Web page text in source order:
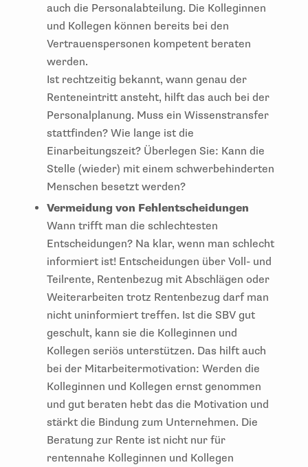
auch die Personalabteilung. Die Kolleginnen
und Kollegen können bereits bei den
Vertrauenspersonen kompetent beraten
werden.
Ist rechtzeitig bekannt, wann genau der
Renteneintritt ansteht, hilft das auch bei der
Personalplanung. Muss ein Wissenstransfer
stattfinden? Wie lange ist die
Einarbeitungszeit? Überlegen Sie: Kann die
Stelle (wieder) mit einem schwerbehinderten
Menschen besetzt werden?
Vermeidung von Fehlentscheidungen
Wann trifft man die schlechtesten
Entscheidungen? Na klar, wenn man schlecht
informiert ist! Entscheidungen über Voll- und
Teilrente, Rentenbezug mit Abschlägen oder
Weiterarbeiten trotz Rentenbezug darf man
nicht uninformiert treffen. Ist die SBV gut
geschult, kann sie die Kolleginnen und
Kollegen seriös unterstützen. Das hilft auch
bei der Mitarbeitermotivation: Werden die
Kolleginnen und Kollegen ernst genommen
und gut beraten hebt das die Motivation und
stärkt die Bindung zum Unternehmen. Die
Beratung zur Rente ist nicht nur für
rentennahe Kolleginnen und Kollegen